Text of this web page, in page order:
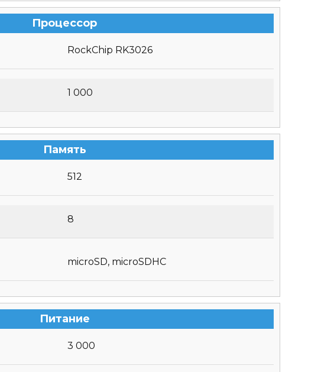
Процессор
RockChip RK3026
1 000
Память
512
8
microSD, microSDHC
Питание
3 000